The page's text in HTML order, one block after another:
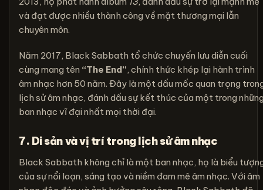
và đạt được nhiều thành công về mặt thương mại lẫn
chuyên môn.
Năm 2017, Black Sabbath tổ chức chuyến lưu diễn cuối
cùng mang tên “The End”, chính thức khép lại hành trình
âm nhạc hơn 50 năm. Đây là một dấu mốc quan trọng
lịch sử âm nhạc, đánh dấu sự kết thúc của một trong
ban nhạc vĩ đại nhất mọi thời đại.
7. Di sản và vị trí trong lịch sử âm nhạc
Black Sabbath không chỉ là một ban nhạc, họ là biểu
của sự nổi loạn, sáng tạo và niềm đam mê âm nhạc. Với âm